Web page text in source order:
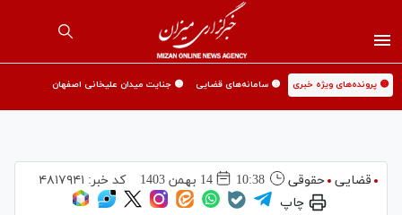
🟡 پرونده‌های ویژه خبری 🟡 سامانه‌های قضایی 🟡 جنایت میدان علیخانی اصفهان
قضایی حقوقی 10:38 14 بهمن 1403 کد خبر: ۴۸۱۷۹۴۱
چاپ